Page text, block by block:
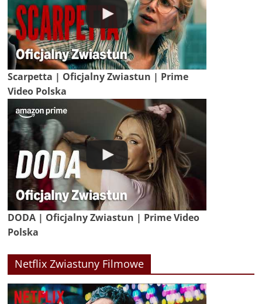
Scarpetta | Oficjalny Zwiastun | Prime
Video Polska
DODA | Oficjalny Zwiastun | Prime Video
Polska
Netflix Zwiastuny Filmowe